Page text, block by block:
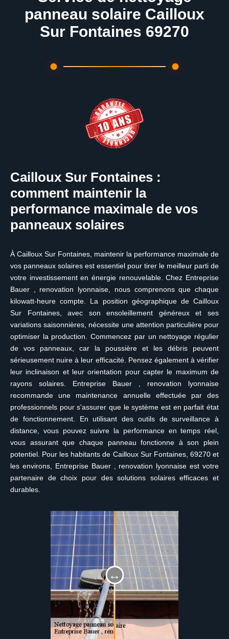
panneau solaire Cailloux
Sur Fontaines 69270
Cailloux Sur Fontaines :
comment maintenir la
performance maximale de vos
panneaux solaires
À Cailloux Sur Fontaines, maintenir la performance maximale de
vos panneaux solaires est essentiel pour tirer le meilleur parti de
votre investissement en énergie renouvelable. Chez Entreprise
Bauer , renovation lyonnaise, nous comprenons que chaque
kilowatt-heure compte. La position géographique de Cailloux
Sur Fontaines, avec son ensoleillement généreux et ses
variations saisonnières, nécessite une attention particulière pour
optimiser la production. Commencez par un nettoyage régulier
de vos panneaux, car la poussière et les débris peuvent
sérieusement nuire à leur efficacité. Pensez également à vérifier
leur inclinaison et leur orientation pour capter le maximum de
rayons solaires. Entreprise Bauer , renovation lyonnaise
recommande une maintenance annuelle effectuée par des
professionnels pour s'assurer que le système est en parfait état
de fonctionnement. En utilisant des outils de surveillance à
distance, vous pouvez suivre la performance en temps réel,
vous assurant que chaque panneau fonctionne à son plein
potentiel. Pour les habitants de Cailloux Sur Fontaines, 69270 et
les environs, Entreprise Bauer , renovation lyonnaise est votre
partenaire de choix pour des solutions solaires efficaces et
durables.